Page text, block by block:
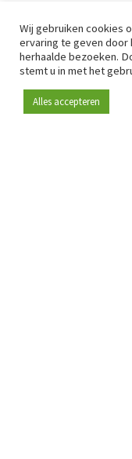
Wij gebruiken cookies
ervaring te geven door
herhaalde bezoeken.
stemt u in met het
Alles accepteren